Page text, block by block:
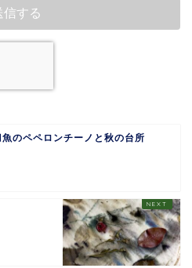
魚のペペロンチーノと秋の台所